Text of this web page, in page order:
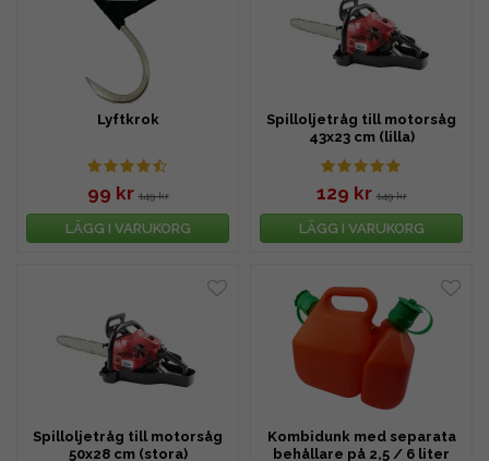
Lyftkrok
99 kr 149 kr
LÄGG I VARUKORG
Spilloljetråg till motorsåg
43x23 cm (lilla)
129 kr 149 kr
LÄGG I VARUKORG
Spilloljetråg till motorsåg
50x28 cm (stora)
Kombidunk med separata
behållare på 2,5 / 6 liter